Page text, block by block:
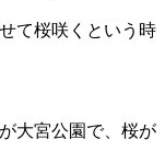
て桜咲くという時
大宮公園で、桜が